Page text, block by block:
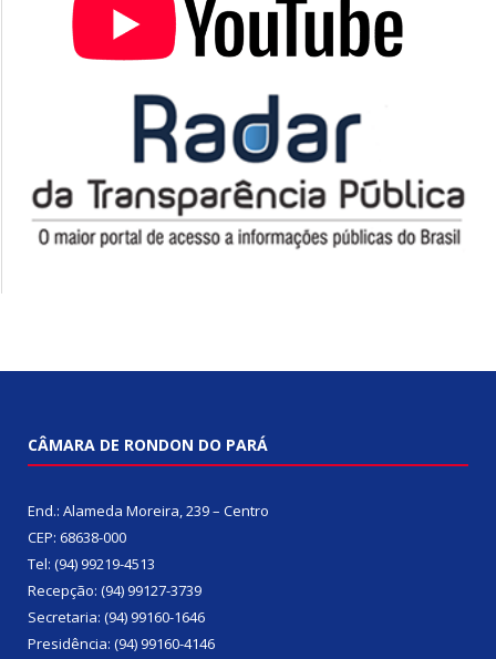
CÂMARA DE RONDON DO PARÁ
End.: Alameda Moreira, 239 – Centro
CEP: 68638-000
Tel: (94) 99219-4513
Recepção: (94) 99127-3739
Secretaria: (94) 99160-1646
Presidência: (94) 99160-4146